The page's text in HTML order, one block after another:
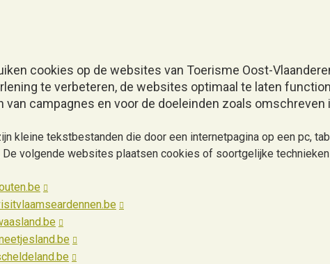
cookies op de websites van Toerisme Oost-
te verbeteren, de websites optimaal te laten
van campagnes en voor de doeleinden zoals
kleine tekstbestanden die door een internetpagina op een pc,
volgende websites plaatsen cookies of soortgelijke technieken